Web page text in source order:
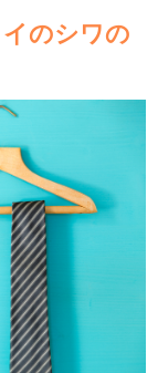
のシワの